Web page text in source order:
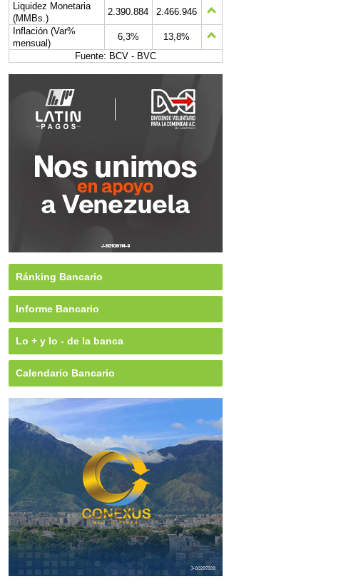
Liquidez Monetaria
(MMBs.)
2.390.884
2.466.946
Inflación (Var%
mensual)
6,3%
13,8%
Fuente: BCV - BVC
Ránking Bancario
Informe Bancario
Lo + y lo - de la banca
Calendario Bancario